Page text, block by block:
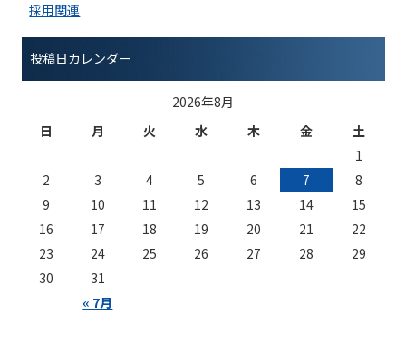
採用関連
投稿日カレンダー
2026年8月
日
月 火 水 木 金 土
« 7月
1
2
3 4 5 6 7
8
9
10 11 12 13 14
15
16
17 18 19 20 21
22
23
24 25 26 27 28
29
30
31